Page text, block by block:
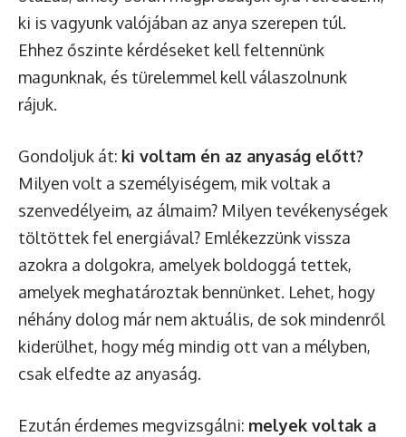
ki is vagyunk valójában az anya szerepen túl.
Ehhez őszinte kérdéseket kell feltennünk
magunknak, és türelemmel kell válaszolnunk
rájuk.
Gondoljuk át: ki voltam én az anyaság előtt?
Milyen volt a személyiségem, mik voltak a
szenvedélyeim, az álmaim? Milyen tevékenységek
töltöttek fel energiával? Emlékezzünk vissza
azokra a dolgokra, amelyek boldoggá tettek,
amelyek meghatároztak bennünket. Lehet, hogy
néhány dolog már nem aktuális, de sok mindenről
kiderülhet, hogy még mindig ott van a mélyben,
csak elfedte az anyaság.
Ezután érdemes megvizsgálni: melyek voltak a